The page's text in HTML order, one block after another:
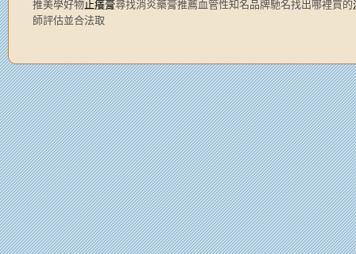
推美學好物止癢膏尋找消炎藥膏推薦血管性知名品牌馳名找出哪裡買的
師評估並合法取